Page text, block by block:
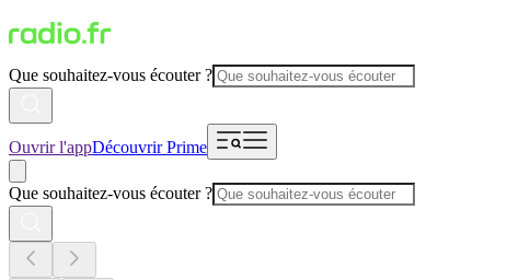
Que souhaitez-vous écouter ?
Ouvrir l'appDécouvrir Prime
Que souhaitez-vous écouter ?